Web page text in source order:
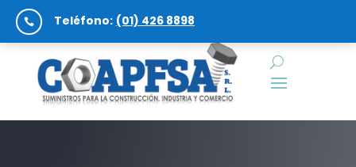
 Teléfono: (01) 426 8898